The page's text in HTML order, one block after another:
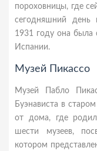
пороховницы, где
сегодняшний день
1931 году она была
Испании.
Музей Пикассо
Музей Пабло
Буэнависта в
от дома, где
шести музеев,
котором